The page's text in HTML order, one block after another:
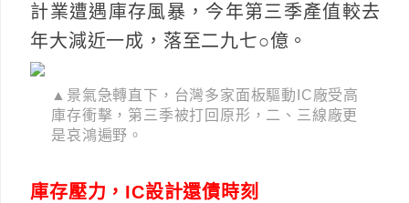
計業遭遇庫存風暴，今年第三季產值較去
年大減近一成，落至二九七○億。
▲景氣急轉直下，台灣多家面板驅動IC廠受高
庫存衝擊，第三季被打回原形，二、三線廠更
是哀鴻遍野。
庫存壓力，IC設計還債時刻